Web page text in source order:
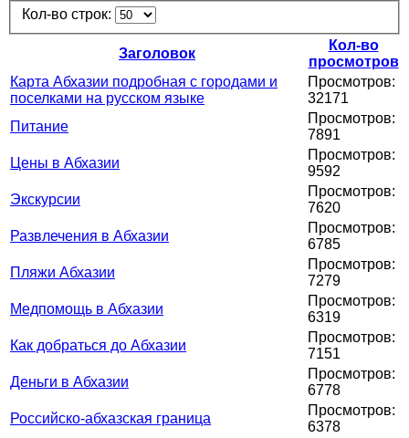
Кол-во строк:
Заголовок
Кол-во
просмотров
Карта Абхазии подробная с городами и
поселками на русском языке
Просмотров:
32171
Питание
Просмотров:
7891
Цены в Абхазии
Просмотров:
9592
Экскурсии
Просмотров:
7620
Развлечения в Абхазии
Просмотров:
6785
Пляжи Абхазии
Просмотров:
7279
Медпомощь в Абхазии
Просмотров:
6319
Как добраться до Абхазии
Просмотров:
7151
Деньги в Абхазии
Просмотров:
6778
Российско-абхазская граница
Просмотров:
6378